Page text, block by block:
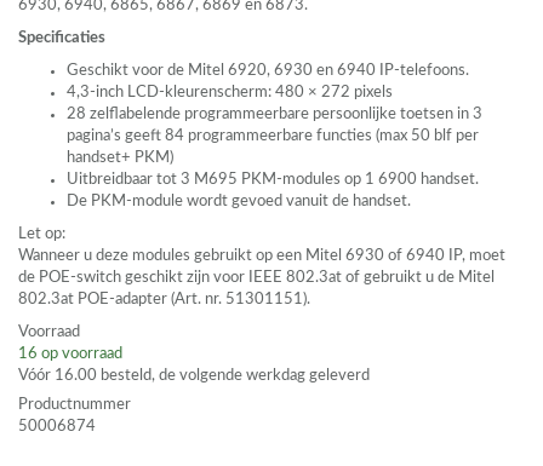
6930, 6940, 6865, 6867, 6869 en 6873.
Specificaties
Geschikt voor de Mitel 6920, 6930 en 6940 IP-telefoons.
4,3-inch LCD-kleurenscherm: 480 × 272 pixels
28 zelflabelende programmeerbare persoonlijke toetsen in 3
pagina’s geeft 84 programmeerbare functies (max 50 blf per
handset+ PKM )
Uitbreidbaar tot 3 M695 PKM-modules op 1 6900 handset.
De PKM-module wordt gevoed vanuit de handset.
Let op:
Wanneer u deze modules gebruikt op een Mitel 6930 of 6940 IP, moet
de POE-switch geschikt zijn voor IEEE 802.3at of gebruikt u de Mitel
802.3at POE-adapter (Art. nr. 51301151).
Voorraad
16 op voorraad
Vóór 16.00 besteld, de volgende werkdag geleverd
Productnummer
50006874